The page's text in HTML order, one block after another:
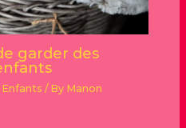
garder des
Enfants / By Manon